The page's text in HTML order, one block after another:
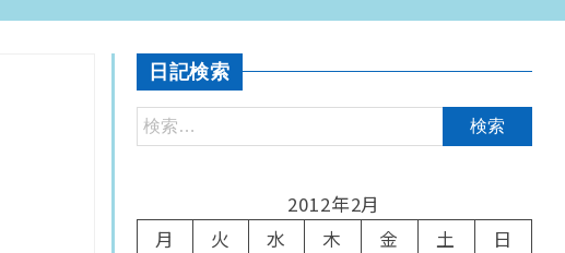
日記検索
2012年2月
月
火 水 木 金 土
日